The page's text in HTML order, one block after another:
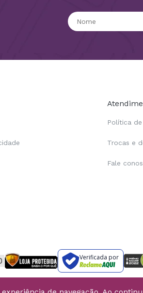
Política
Trocas e
Fale
Verificada por